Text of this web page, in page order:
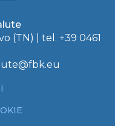
(TN) | tel. +39 0461